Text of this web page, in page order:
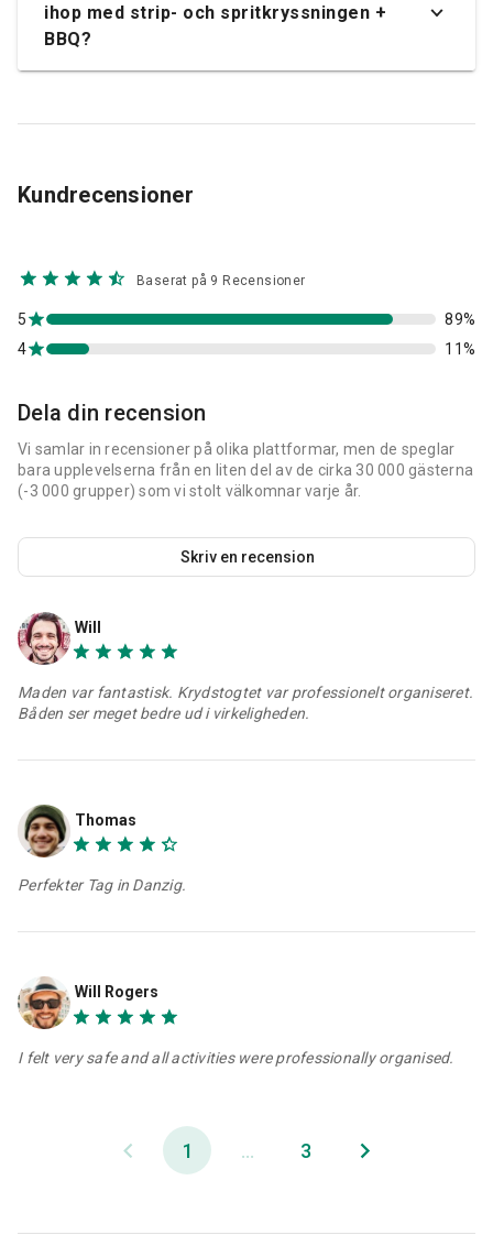
ihop med strip- och spritkryssningen +
BBQ?
Kundrecensioner
Baserat på 9 Recensioner
4 11%
5 89%
Dela din recension
Vi samlar in recensioner på olika plattformar, men de speglar
bara upplevelserna från en liten del av de cirka 30 000 gästerna
(-3 000 grupper) som vi stolt välkomnar varje år.
Skriv en recension
Will
Maden var fantastisk. Krydstogtet var professionelt organiseret.
Båden ser meget bedre ud i virkeligheden.
Thomas
Perfekter Tag in Danzig.
Will Rogers
I felt very safe and all activities were professionally organised.
1 ... 3